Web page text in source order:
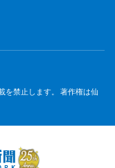
を禁止します。 著作権は仙